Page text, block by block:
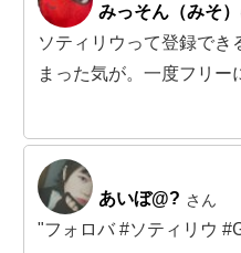
みっそん（みそ
ソティリウって登録でき
まった気が。一度フリー
あいぼ@? さん
"フォロバ #ソティリウ